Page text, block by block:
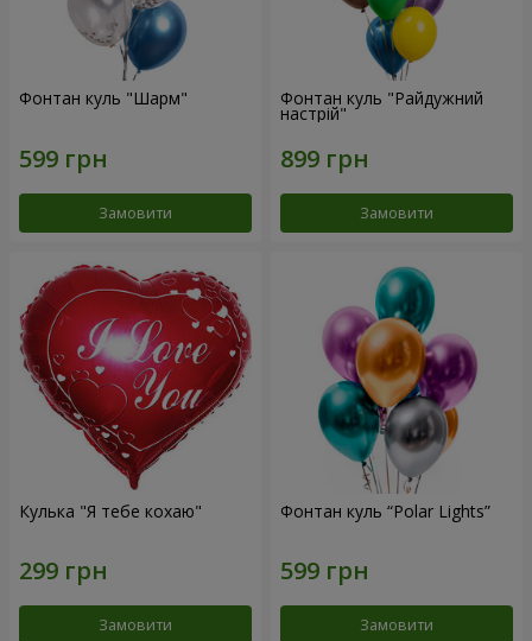
Фонтан куль "Шарм"
Замовити
Фонтан куль "Райдужний
настрій"
Замовити
Кулька "Я тебе кохаю"
Замовити
Фонтан куль “Polar Lights”
Замовити